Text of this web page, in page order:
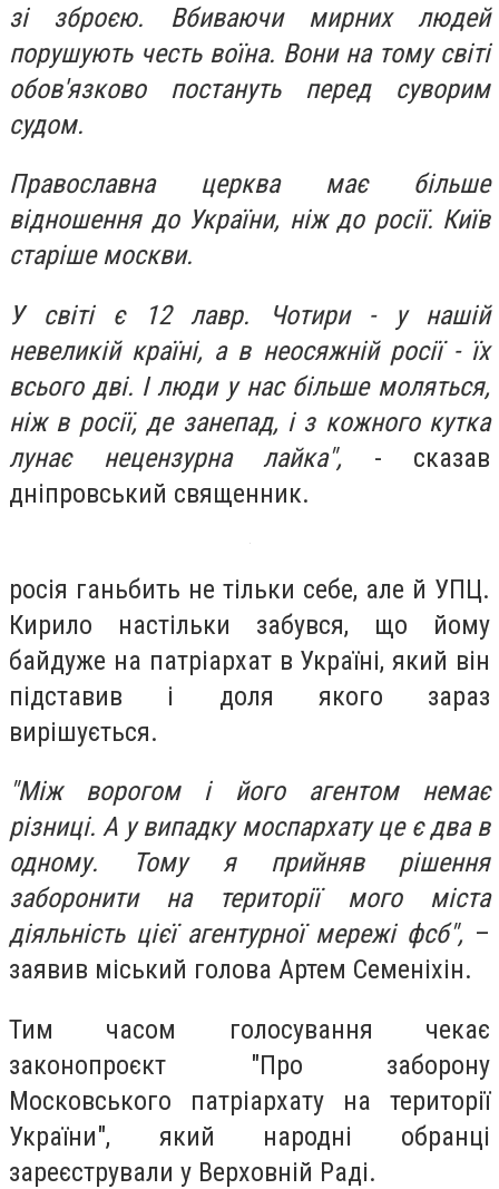
зі зброєю. Вбиваючи мирних людей
порушують честь воїна. Вони на тому світі
обов'язково постануть перед суворим
судом.
Православна церква має більше
відношення до України, ніж до росії. Київ
старіше москви.
У світі є 12 лавр. Чотири - у нашій
невеликій країні, а в неосяжній росії - їх
всього дві. І люди у нас більше моляться,
ніж в росії, де занепад, і з кожного кутка
лунає нецензурна лайка", - сказав
дніпровський священник.
росія ганьбить не тільки себе, але й УПЦ.
Кирило настільки забувся, що йому
байдуже на патріархат в Україні, який він
підставив і доля якого зараз
вирішується.
"Між ворогом і його агентом немає
різниці. А у випадку моспархату це є два в
одному. Тому я прийняв рішення
заборонити на території мого міста
діяльність цієї агентурної мережі фсб", –
заявив міський голова Артем Семеніхін.
Тим часом голосування чекає
законопроєкт "Про заборону
Московського патріархату на території
України", який народні обранці
зареєстрували у Верховній Раді.